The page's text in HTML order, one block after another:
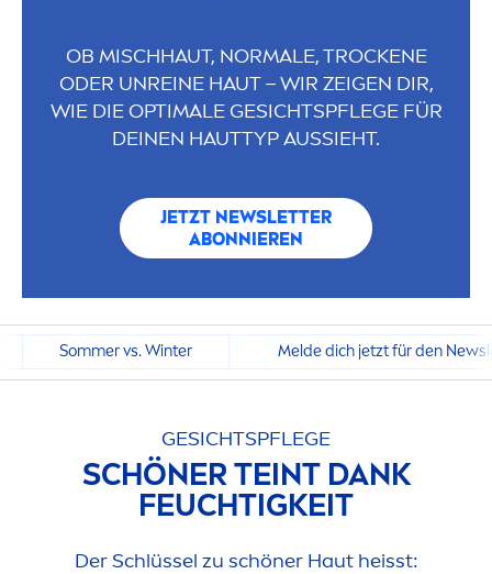
OB MISCHHAUT, NORMALE, TROCKENE
ODER UNREINE HAUT – WIR ZEIGEN DIR,
WIE DIE OPTIMALE GESICHTSPFLEGE FÜR
DEINEN HAUTTYP AUSSIEHT.
JETZT NEWSLETTER
ABONNIEREN
Sommer vs. Winter Melde dich jetzt für den
GESICHTSPFLEGE
SCHÖNER TEINT DANK
FEUCHTIGKEIT
Der Schlüssel zu schöner Haut heisst: